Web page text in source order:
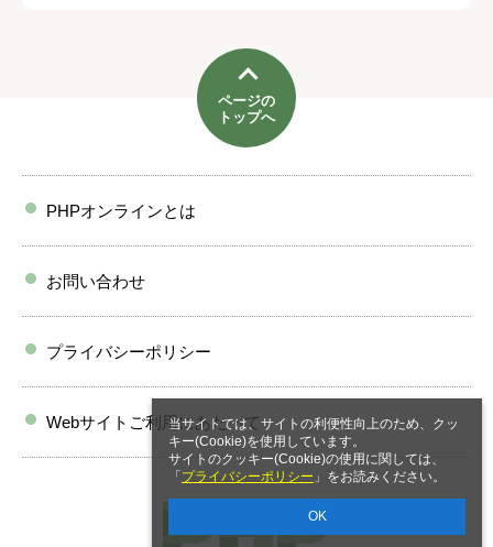
当サイトでは、サイトの利便性向上のため、クッ
キー(Cookie)を使用しています。
サイトのクッキー(Cookie)の使用に関しては、
「 プライバシーポリシー 」をお読みください。
OK
ページの
トップへ
PHPオンラインとは
お問い合わせ
プライバシーポリシー
Webサイトご利用にあたって